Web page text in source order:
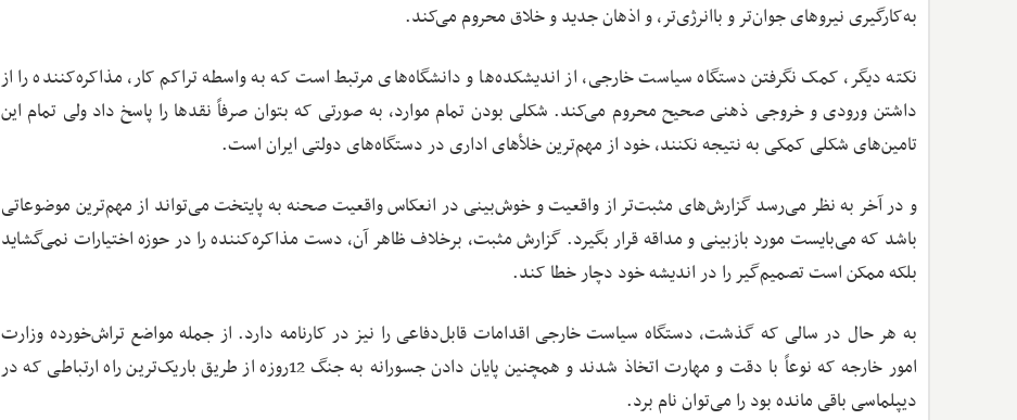
به‌کارگیری نیروهای جوان‌تر و باانرژی‌تر، و اذهان جدید و خلاق محروم می‌کند.
نکته دیگر، کمک نگرفتن دستگاه سیاست خارجی، از اندیشکده‌ها و دانشگاه‌های مرتبط است که به واسطه تراکم کار، مذاکره‌کننده را از
داشتن ورودی و خروجی ذهنی صحیح محروم می‌کند. شکلی بودن تمام موارد، به صورتی که بتوان صرفاً نقدها را پاسخ داد ولی تمام این
تامین‌های شکلی کمکی به نتیجه نکنند، خود از مهم‌ترین خلأهای اداری در دستگاه‌های دولتی ایران است.
و در آخر به نظر می‌رسد گزارش‌های مثبت‌تر از واقعیت و خوش‌بینی در انعکاس واقعیت صحنه به پایتخت می‌تواند از مهم‌ترین موضوعاتی
باشد که می‌بایست مورد بازبینی و مداقه قرار بگیرد. گزارش مثبت، برخلاف ظاهر آن، دست مذاکره‌کننده را در حوزه اختیارات نمی‌گشاید
بلکه ممکن است تصمیم‌گیر را در اندیشه خود دچار خطا کند.
به هر حال در سالی که گذشت، دستگاه سیاست خارجی اقدامات قابل‌دفاعی را نیز در کارنامه دارد. از جمله مواضع تراش‌خورده وزارت
امور خارجه که نوعاً با دقت و مهارت اتخاذ شدند و همچنین پایان دادن جسورانه به جنگ 12‌روزه از طریق باریک‌ترین راه ارتباطی که در
دیپلماسی باقی مانده بود را می‌توان نام برد.